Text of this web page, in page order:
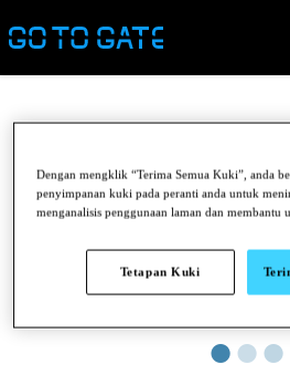
●●●
Dengan mengklik “Terima Semua Kuki”, anda
penyimpanan kuki pada peranti anda untuk
menganalisis penggunaan laman dan membantu
Tetapan Kuki